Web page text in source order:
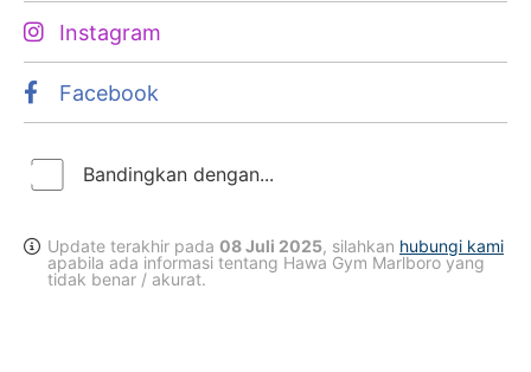
Instagram
Facebook
Bandingkan dengan...
Update terakhir pada 08 Juli 2025, silahkan hubungi kami
apabila ada informasi tentang Hawa Gym Marlboro yang
tidak benar / akurat.